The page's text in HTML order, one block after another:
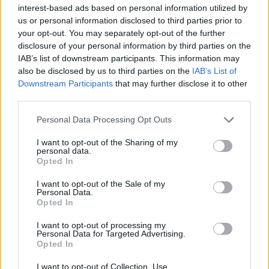
interest-based ads based on personal information utilized by
us or personal information disclosed to third parties prior to
your opt-out. You may separately opt-out of the further
disclosure of your personal information by third parties on the
IAB’s list of downstream participants. This information may
also be disclosed by us to third parties on the IAB’s List of
Downstream Participants that may further disclose it to other
Personal Data Processing Opt Outs
I want to opt-out of the Sharing of my
personal data.
Opted In
I want to opt-out of the Sale of my
Personal Data.
Opted In
I want to opt-out of processing my
Personal Data for Targeted Advertising.
Opted In
I want to opt-out of Collection, Use,
Δίδυμοι (21 Μαΐου – 20 Ιουνίου)